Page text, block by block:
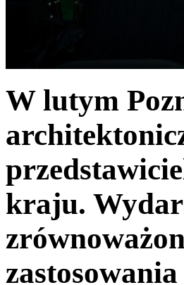
W lutym
kraju.